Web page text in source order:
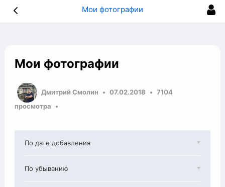
Мои фотографии
Мои фотографии
Дмитрий Смолин 07.02.2018
7104
просмотра
По дате добавления
По убыванию